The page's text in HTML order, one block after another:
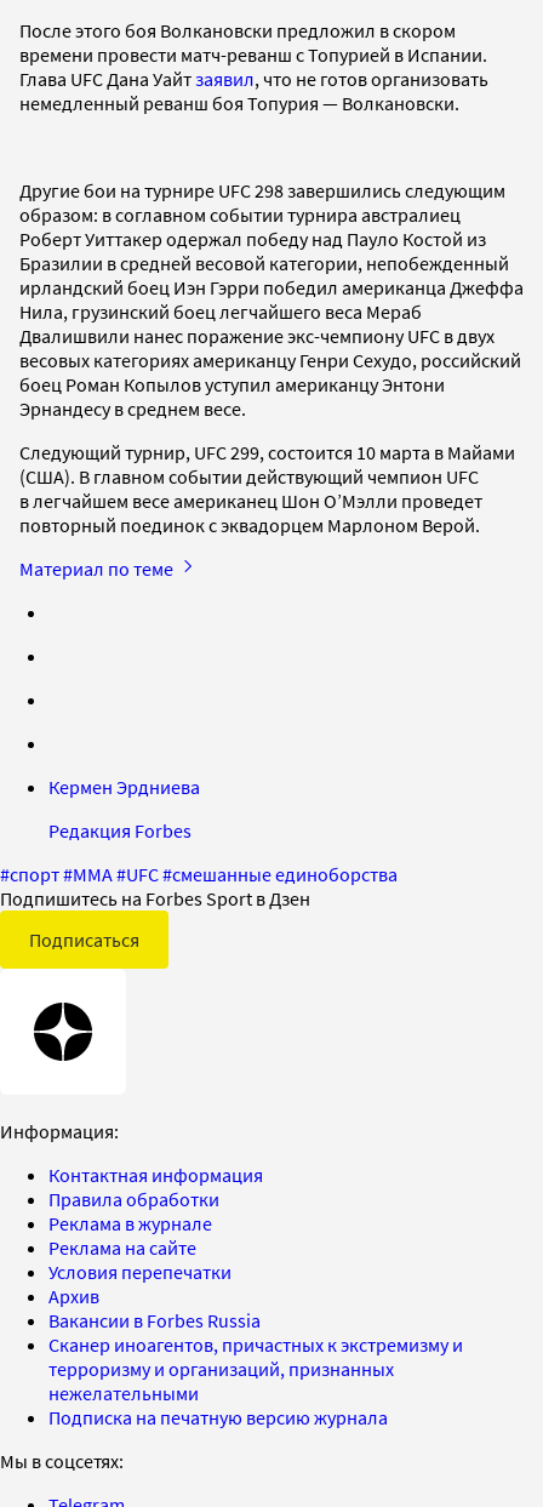
После этого боя Волкановски предложил в скором
времени провести матч-реванш с Топурией в Испании.
Глава UFC Дана Уайтзаявил, что не готов организовать
немедленный реванш боя Топурия — Волкановски.
Другие бои на турнире UFC 298 завершились следующим
образом: в соглавном событии турнира австралиец
Роберт Уиттакер одержал победу над Пауло Костой из
Бразилии в средней весовой категории, непобежденный
ирландский боец Иэн Гэрри победил американца Джеффа
Нила, грузинский боец легчайшего веса Мераб
Двалишвили нанес поражение экс-чемпиону UFC в двух
весовых категориях американцу Генри Сехудо, российский
боец Роман Копылов уступил американцу Энтони
Эрнандесу в среднем весе.
Следующий турнир, UFC 299, состоится 10 марта в Майами
(США). В главном событии действующий чемпион UFC
в легчайшем весе американец Шон О’Мэлли проведет
повторный поединок с эквадорцем Марлоном Верой.
Материал по теме
Кермен Эрдниева
Редакция Forbes
#спорт#ММА#UFC#смешанные единоборства
Подпишитесь на Forbes Sport в Дзен
Подписаться
Информация:
Контактная информация
Правила обработки
Реклама в журнале
Реклама на сайте
Условия перепечатки
Архив
Вакансии в Forbes Russia
Сканер иноагентов, причастных к экстремизму и
терроризму и организаций, признанных
нежелательными
Подписка на печатную версию журнала
Мы в соцсетях: